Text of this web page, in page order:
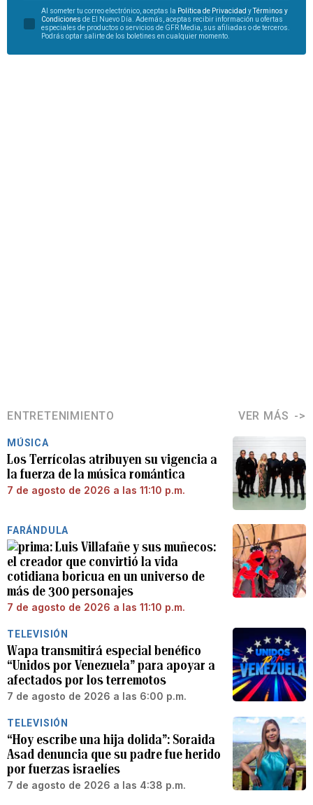
Al someter tu correo electrónico, aceptas la Política de Privacidad yTérminos y
Condiciones de El Nuevo Día. Además, aceptas recibir información u ofertas
especiales de productos o servicios de GFR Media, sus afiliadas o de terceros.
Podrás optar salirte de los boletines en cualquier momento.
ENTRETENIMIENTO VER MÁS
MÚSICA
Los Terrícolas atribuyen su vigencia a
la fuerza de la música romántica
7 de agosto de 2026 a las 11:10 p.m.
FARÁNDULA
Luis Villafañe y sus muñecos:
el creador que convirtió la vida
cotidiana boricua en un universo de
más de 300 personajes
7 de agosto de 2026 a las 11:10 p.m.
TELEVISIÓN
Wapa transmitirá especial benéfico
“Unidos por Venezuela” para apoyar a
afectados por los terremotos
7 de agosto de 2026 a las 6:00 p.m.
TELEVISIÓN
“Hoy escribe una hija dolida”: Soraida
Asad denuncia que su padre fue herido
por fuerzas israelíes
7 de agosto de 2026 a las 4:38 p.m.